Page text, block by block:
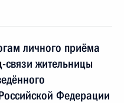
личного приёма
жительницы
Федерации